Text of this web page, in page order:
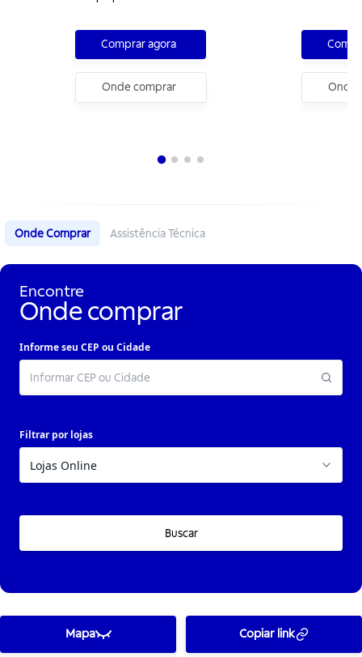
Comprar agora
Onde comprar Onde
Onde Comprar Assistência Técnica
Encontre
Onde comprar
Informe seu CEP ou Cidade
Filtrar por lojas
Buscar
Mapa Copiar link